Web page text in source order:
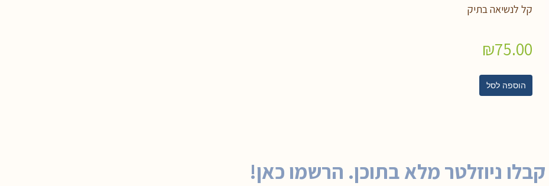
קל לנשיאה בתיק
₪75.00
הוספה לסל
קבלו ניוזלטר מלא בתוכן. הרשמו כאן!